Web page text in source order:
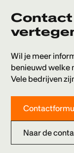
Wil je meer
benieuwd welke
Vele bedrijven
Naar de